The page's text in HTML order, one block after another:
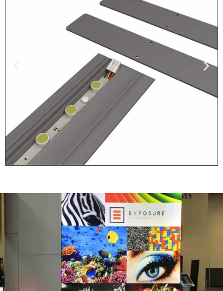
Voeten
Alleen voor de vrijstaande
(dubbelzijdige) frames